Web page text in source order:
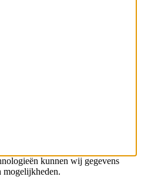
kunnen wij gegevens
mogelijkheden.